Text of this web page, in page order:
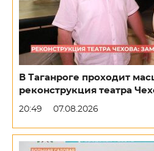
В Таганроге проходит
реконструкция театра
20:49 07.08.2026